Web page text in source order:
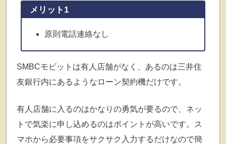
メリット1
原則電話連絡なし
SMBCモビットは有人店舗がなく、あるのは三井住
友銀行内にあるようなローン契約機だけです。
有人店舗に入るのはかなりの勇気が要るので、ネッ
トで気楽に申し込めるのはポイントが高いです。ス
マホから必要事項をサクサク入力するだけなので簡